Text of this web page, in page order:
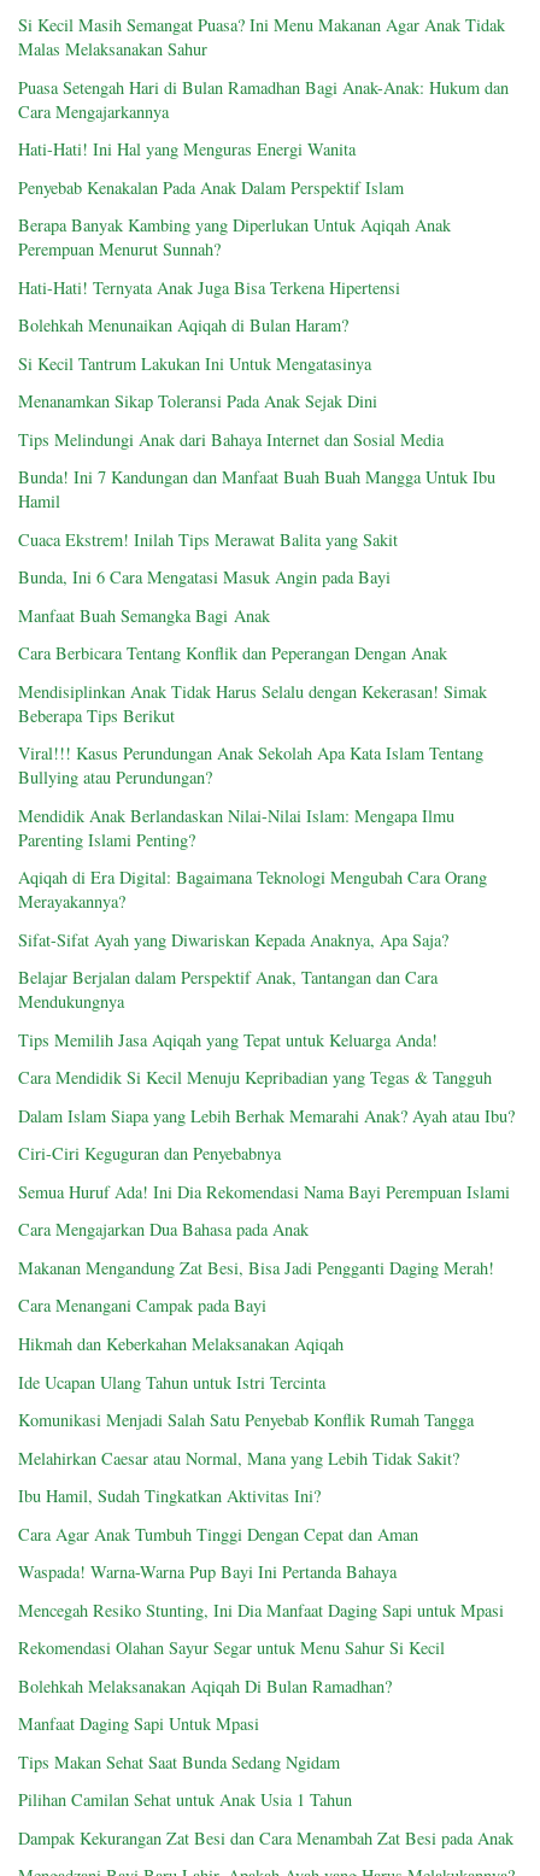
Si Kecil Masih Semangat Puasa? Ini Menu Makanan Agar Anak Tidak
Malas Melaksanakan Sahur
Puasa Setengah Hari di Bulan Ramadhan Bagi Anak-Anak: Hukum dan
Cara Mengajarkannya
Hati-Hati! Ini Hal yang Menguras Energi Wanita
Penyebab Kenakalan Pada Anak Dalam Perspektif Islam
Berapa Banyak Kambing yang Diperlukan Untuk Aqiqah Anak
Perempuan Menurut Sunnah?
Hati-Hati! Ternyata Anak Juga Bisa Terkena Hipertensi
Bolehkah Menunaikan Aqiqah di Bulan Haram?
Si Kecil Tantrum Lakukan Ini Untuk Mengatasinya
Menanamkan Sikap Toleransi Pada Anak Sejak Dini
Tips Melindungi Anak dari Bahaya Internet dan Sosial Media
Bunda! Ini 7 Kandungan dan Manfaat Buah Buah Mangga Untuk Ibu
Hamil
Cuaca Ekstrem! Inilah Tips Merawat Balita yang Sakit
Bunda, Ini 6 Cara Mengatasi Masuk Angin pada Bayi
Manfaat Buah Semangka Bagi Anak
Cara Berbicara Tentang Konflik dan Peperangan Dengan Anak
Mendisiplinkan Anak Tidak Harus Selalu dengan Kekerasan! Simak
Beberapa Tips Berikut
Viral!!! Kasus Perundungan Anak Sekolah Apa Kata Islam Tentang
Bullying atau Perundungan?
Mendidik Anak Berlandaskan Nilai-Nilai Islam: Mengapa Ilmu
Parenting Islami Penting?
Aqiqah di Era Digital: Bagaimana Teknologi Mengubah Cara Orang
Merayakannya?
Sifat-Sifat Ayah yang Diwariskan Kepada Anaknya, Apa Saja?
Belajar Berjalan dalam Perspektif Anak, Tantangan dan Cara
Mendukungnya
Tips Memilih Jasa Aqiqah yang Tepat untuk Keluarga Anda!
Cara Mendidik Si Kecil Menuju Kepribadian yang Tegas & Tangguh
Dalam Islam Siapa yang Lebih Berhak Memarahi Anak? Ayah atau Ibu?
Ciri-Ciri Keguguran dan Penyebabnya
Semua Huruf Ada! Ini Dia Rekomendasi Nama Bayi Perempuan Islami
Cara Mengajarkan Dua Bahasa pada Anak
Makanan Mengandung Zat Besi, Bisa Jadi Pengganti Daging Merah!
Cara Menangani Campak pada Bayi
Hikmah dan Keberkahan Melaksanakan Aqiqah
Ide Ucapan Ulang Tahun untuk Istri Tercinta
Komunikasi Menjadi Salah Satu Penyebab Konflik Rumah Tangga
Melahirkan Caesar atau Normal, Mana yang Lebih Tidak Sakit?
Ibu Hamil, Sudah Tingkatkan Aktivitas Ini?
Cara Agar Anak Tumbuh Tinggi Dengan Cepat dan Aman
Waspada! Warna-Warna Pup Bayi Ini Pertanda Bahaya
Mencegah Resiko Stunting, Ini Dia Manfaat Daging Sapi untuk Mpasi
Rekomendasi Olahan Sayur Segar untuk Menu Sahur Si Kecil
Bolehkah Melaksanakan Aqiqah Di Bulan Ramadhan?
Manfaat Daging Sapi Untuk Mpasi
Tips Makan Sehat Saat Bunda Sedang Ngidam
Pilihan Camilan Sehat untuk Anak Usia 1 Tahun
Dampak Kekurangan Zat Besi dan Cara Menambah Zat Besi pada Anak